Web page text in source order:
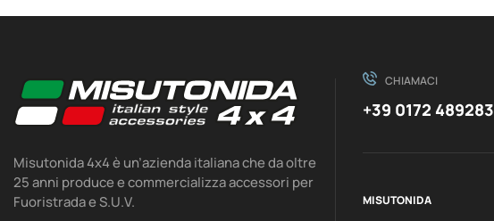
Misutonida 4x4 è un’azienda italiana che da oltre
25 anni produce e commercializza accessori per
Fuoristrada e S.U.V.
CHIAMACI
+39 0172 489283
MISUTONIDA